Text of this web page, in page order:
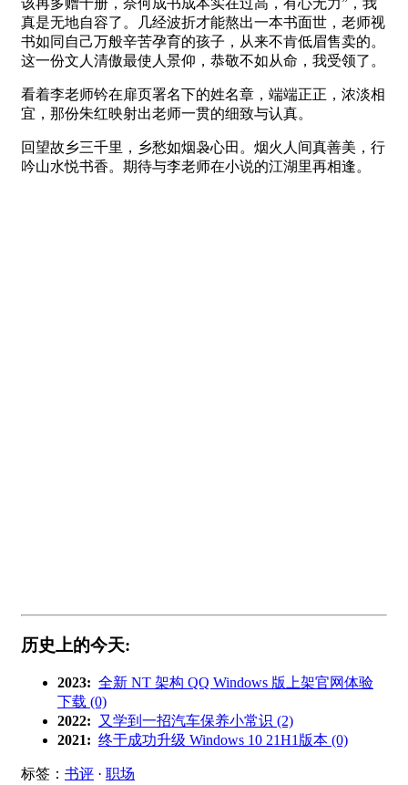
真是无地自容了。几经波折才能熬出一本书面世，老师视
书如同自己万般辛苦孕育的孩子，从来不肯低眉售卖的。
这一份文人清傲最使人景仰，恭敬不如从命，我受领了。
看着李老师钤在扉页署名下的姓名章，端端正正，浓淡相
宜，那份朱红映射出老师一贯的细致与认真。
回望故乡三千里，乡愁如烟袅心田。烟火人间真善美，行
吟山水悦书香。期待与李老师在小说的江湖里再相逢。
历史上的今天:
2023: 全新 NT 架构 QQ Windows 版上架官网体验
下载 (0)
2022:
又学到一招汽车保养小常识 (2)
2021: 终于成功升级 Windows 10 21H1版本 (0)
标签： 书评 · 职场